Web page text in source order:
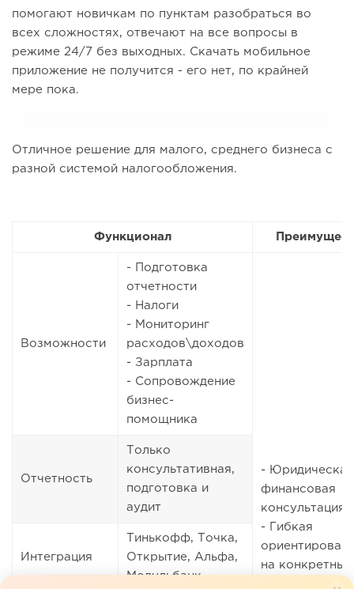
помогают новичкам по пунктам разобраться во
всех сложностях, отвечают на все вопросы в
режиме 24/7 без выходных. Скачать мобильное
приложение не получится - его нет, по крайней
мере пока.
Отличное решение для малого, среднего бизнеса с
разной системой налогообложения.
Функционал
Возможности
- Подготовка
отчетности
- Налоги
- Мониторинг
расходов\доходов
- Зарплата
- Сопровождение
бизнес-
помощника
-
финансовая
консультация
- Гибкая
на конкретный
бизнес,
Отчетность
Только
консультативная,
подготовка и
аудит
Интеграция
Тинькофф, Точка,
Открытие, Альфа,
Модульбанк